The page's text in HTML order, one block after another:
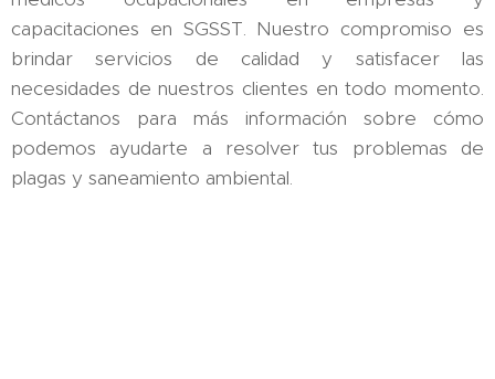
capacitaciones en SGSST. Nuestro compromiso es
brindar servicios de calidad y satisfacer las
necesidades de nuestros clientes en todo momento.
Contáctanos para más información sobre cómo
podemos ayudarte a resolver tus problemas de
plagas y saneamiento ambiental.